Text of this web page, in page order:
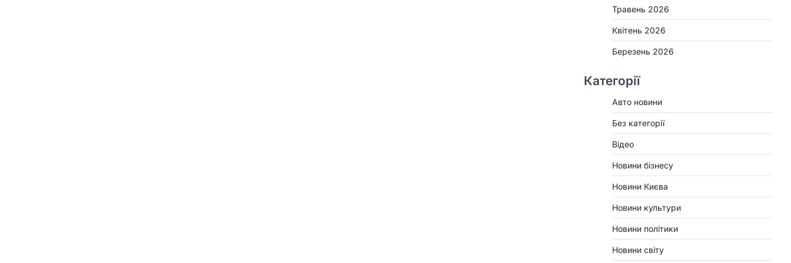
Травень 2026
Квітень 2026
Березень 2026
Категорії
Авто новини
Без категорії
Відео
Новини бізнесу
Новини Києва
Новини культури
Новини політики
Новини світу